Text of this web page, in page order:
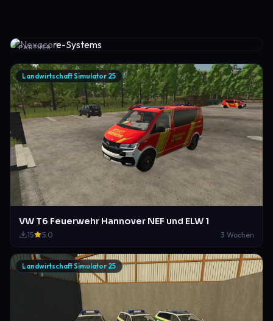
PARTNER
Landwirtschaft Simulator 25
VW T6 Feuerwehr Hannover NEF und ELW 1
15 5.0 3 Wochen
Landwirtschaft Simulator 25